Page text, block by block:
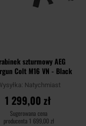
szturmowy AEG
Colt M16 VN - Black
Natychmiast
1 299,00 zł
Sugerowana cena
producenta 1 699,00 zł